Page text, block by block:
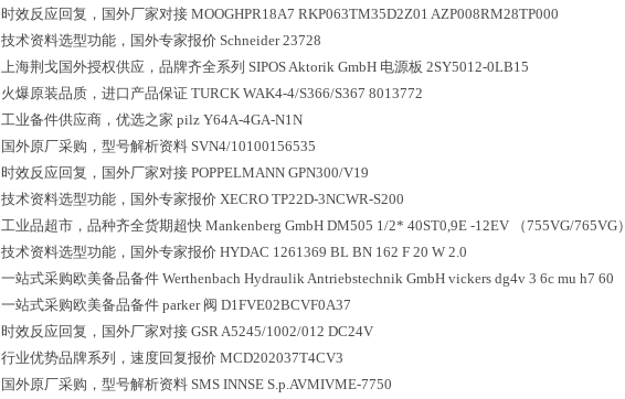
时效反应回复，国外厂家对接 MOOGHPR18A7 RKP063TM35D2Z01 AZP008RM28TP000
技术资料选型功能，国外专家报价 Schneider 23728
上海荆戈国外授权供应，品牌齐全系列 SIPOS Aktorik GmbH 电源板 2SY5012-0LB15
火爆原装品质，进口产品保证 TURCK WAK4-4/S366/S367 8013772
工业备件供应商，优选之家 pilz Y64A-4GA-N1N
国外原厂采购，型号解析资料 SVN4/10100156535
时效反应回复，国外厂家对接 POPPELMANN GPN300/V19
技术资料选型功能，国外专家报价 XECRO TP22D-3NCWR-S200
工业品超市，品种齐全货期超快 Mankenberg GmbH DM505 1/2* 40ST0,9E -12EV （755VG/765VG）
技术资料选型功能，国外专家报价 HYDAC 1261369 BL BN 162 F 20 W 2.0
一站式采购欧美备品备件 Werthenbach Hydraulik Antriebstechnik GmbH vickers dg4v 3 6c mu h7 60
一站式采购欧美备品备件 parker 阀 D1FVE02BCVF0A37
时效反应回复，国外厂家对接 GSR A5245/1002/012 DC24V
行业优势品牌系列，速度回复报价 MCD202037T4CV3
国外原厂采购，型号解析资料 SMS INNSE S.p.AVMIVME-7750